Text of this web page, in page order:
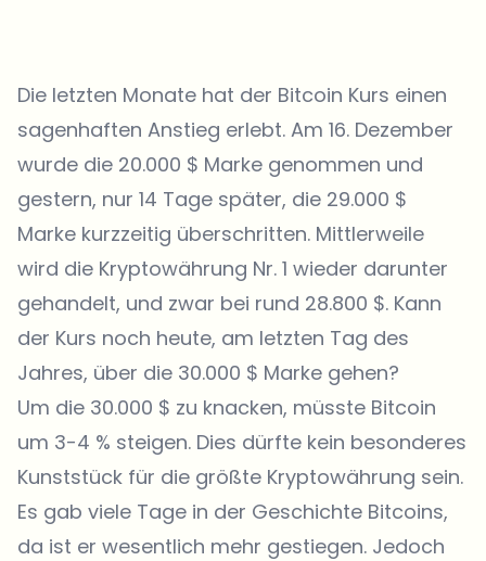
Die letzten Monate hat der Bitcoin Kurs einen
sagenhaften Anstieg erlebt. Am 16. Dezember
wurde die 20.000 $ Marke genommen und
gestern, nur 14 Tage später, die 29.000 $
Marke kurzzeitig überschritten. Mittlerweile
wird die Kryptowährung Nr. 1 wieder darunter
gehandelt, und zwar bei rund 28.800 $. Kann
der Kurs noch heute, am letzten Tag des
Jahres, über die 30.000 $ Marke gehen?
Um die 30.000 $ zu knacken, müsste Bitcoin
um 3-4 % steigen. Dies dürfte kein besonderes
Kunststück für die größte Kryptowährung sein.
Es gab viele Tage in der Geschichte Bitcoins,
da ist er wesentlich mehr gestiegen. Jedoch